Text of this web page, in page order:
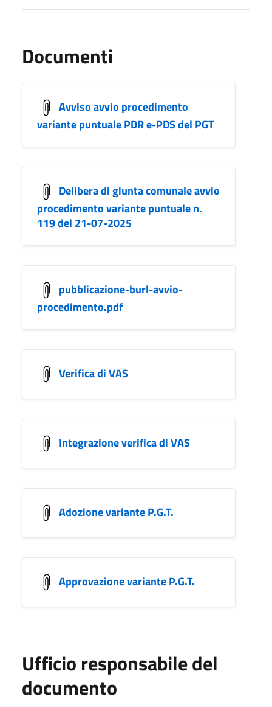
Documenti
Avviso avvio procedimento
variante puntuale PDR e-PDS del PGT
Delibera di giunta comunale avvio
procedimento variante puntuale n.
119 del 21-07-2025
pubblicazione-burl-avvio-
procedimento.pdf
Verifica di VAS
Integrazione verifica di VAS
Adozione variante P.G.T.
Approvazione variante P.G.T.
Ufficio responsabile del
documento